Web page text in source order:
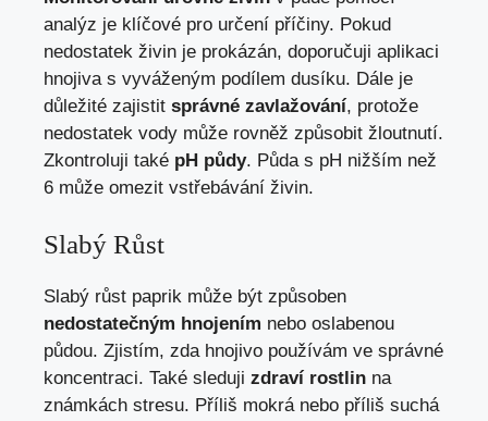
analýz je klíčové pro určení příčiny. Pokud
nedostatek živin je prokázán, doporučuji aplikaci
hnojiva s vyváženým podílem dusíku. Dále je
důležité zajistit správné zavlažování, protože
nedostatek vody může rovněž způsobit žloutnutí.
Zkontroluji také pH půdy. Půda s pH nižším než
6 může omezit vstřebávání živin.
Slabý Růst
Slabý růst paprik může být způsoben
nedostatečným hnojením nebo oslabenou
půdou. Zjistím, zda hnojivo používám ve správné
koncentraci. Také sleduji zdraví rostlin na
známkách stresu. Příliš mokrá nebo příliš suchá